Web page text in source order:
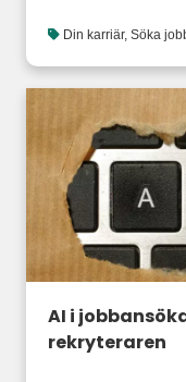
Din karriär, Söka
AI i
rekryteraren